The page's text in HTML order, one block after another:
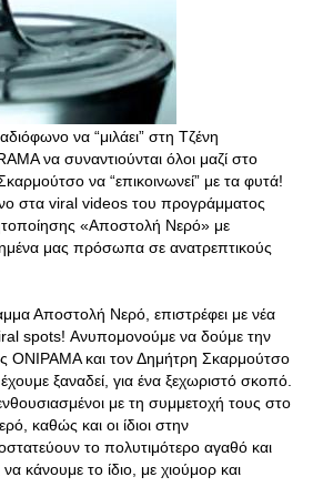
να “μιλάει” στη Τζένη
να συναντιούνται όλοι μαζί στο
να “επικοινωνεί” με τα φυτά!
στα viral videos του προγράμματος
«Αποστολή Νερό» με
μας πρόσωπα σε ανατρεπτικούς
Αποστολή Νερό, επιστρέφει με νέα
spots! Ανυπομονούμε να δούμε την
ΟΝΙΡΑΜΑ και τον Δημήτρη Σκαρμούτσο
ξαναδεί, για ένα ξεχωριστό σκοπό.
με τη συμμετοχή τους στο
καθώς και οι ίδιοι στην
το πολυτιμότερο αγαθό και
κάνουμε το ίδιο, με χιούμορ και